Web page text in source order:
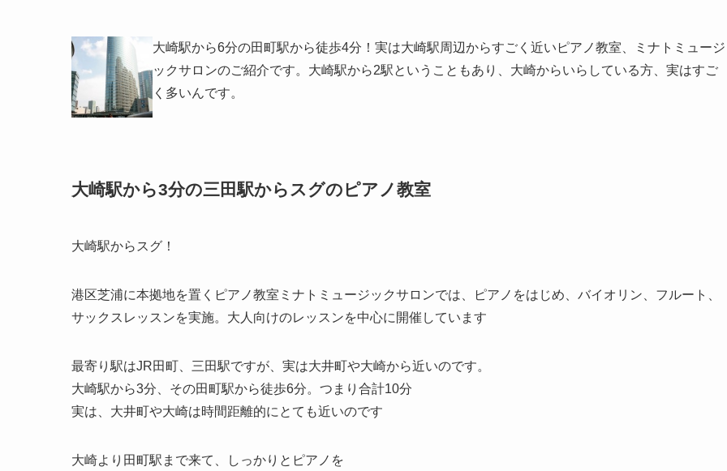
大崎駅から6分の田町駅から徒歩4分！実は大崎駅周辺からすごく近いピアノ教室、ミナトミュージ
ックサロンのご紹介です。大崎駅から2駅ということもあり、大崎からいらしている方、実はすご
く多いんです。
大崎駅から3分の三田駅からスグのピアノ教室
大崎駅からスグ！
港区芝浦に本拠地を置くピアノ教室ミナトミュージックサロンでは、ピアノをはじめ、バイオリン、フルート、
サックスレッスンを実施。大人向けのレッスンを中心に開催しています
最寄り駅はJR田町、三田駅ですが、実は大井町や大崎から近いのです。
大崎駅から3分、その田町駅から徒歩6分。つまり合計10分
実は、大井町や大崎は時間距離的にとても近いのです
大崎より田町駅まで来て、しっかりとピアノを